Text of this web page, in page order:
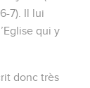
7). Il lui
qui y
donc très